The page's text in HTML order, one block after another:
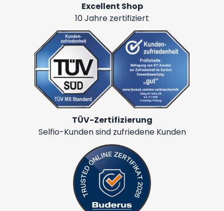
Excellent Shop
10 Jahre zertifiziert
TÜV-Zertifizierung
Selfio-Kunden sind zufriedene Kunden